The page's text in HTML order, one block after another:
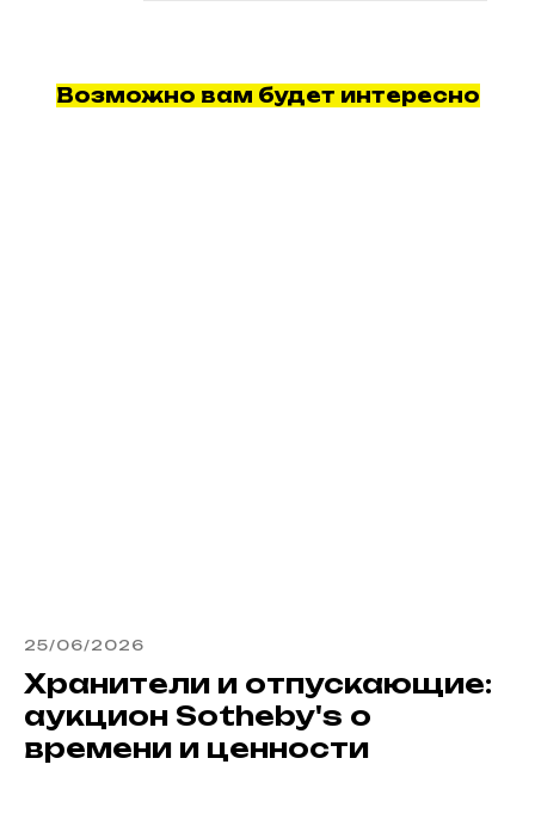
Возможно вам будет интересно
25/06/2026
Хранители и отпускающие:
аукцион Sotheby's о
времени и ценности